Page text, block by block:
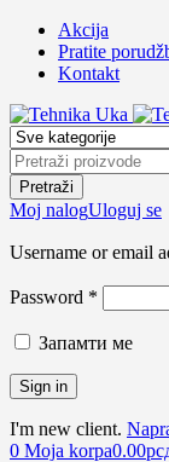
Akcija
Pratite
Kontakt
Moj nalogUloguj se
Username or email
Password *
Запамти ме
I'm new client.
0 Moja korpa0.00